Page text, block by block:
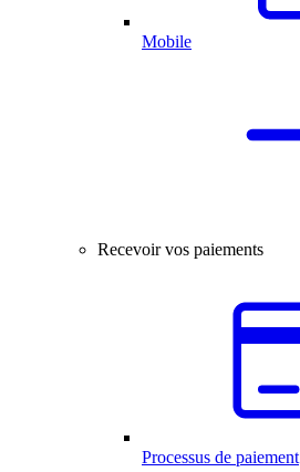
Mobile
Recevoir vos paiements
Processus de paiement